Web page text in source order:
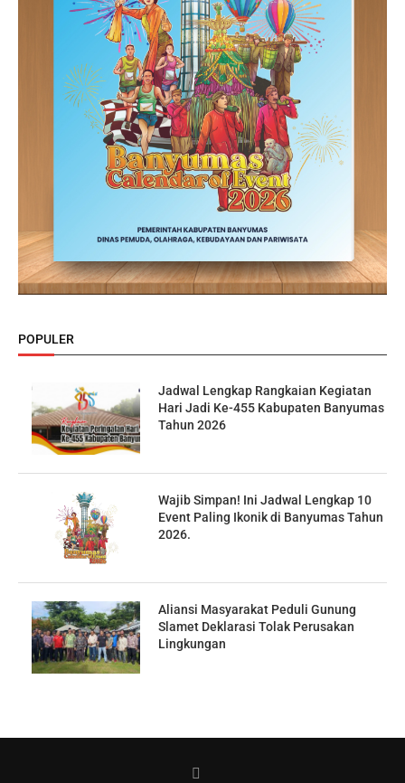
POPULER
Jadwal Lengkap Rangkaian Kegiatan
Hari Jadi Ke-455 Kabupaten Banyumas
Tahun 2026
Wajib Simpan! Ini Jadwal Lengkap 10
Event Paling Ikonik di Banyumas Tahun
2026.
Aliansi Masyarakat Peduli Gunung
Slamet Deklarasi Tolak Perusakan
Lingkungan